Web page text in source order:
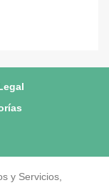
y Servicios,